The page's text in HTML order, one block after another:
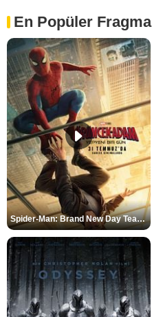
En Popüler
Spider-Man: Brand New Day Teaser